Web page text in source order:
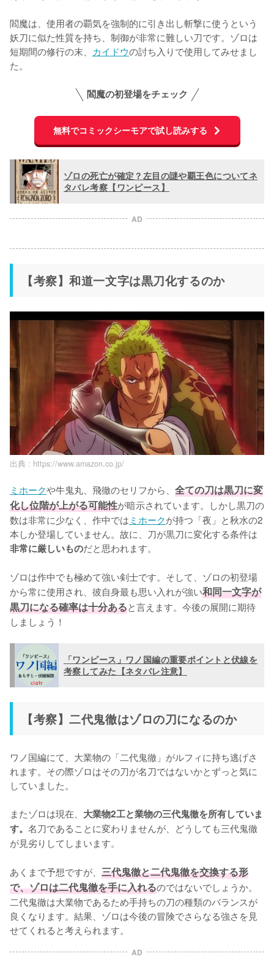
閻魔は、使用者の覇気を強制的に引き出し斬撃に使うという
妖刀に似た性質を持ち、制御が非常に難しい刀です。ゾロは
短期間の修行の末、 カイドウの討ち入りで使用してみせまし
た。
閻魔の初登場をチェック
無料でコミックシーモアで試し読みする
ゾロの死亡が確定？左目の謎や覇王色についてネ
タバレ考察【ワンピース】
AD
【考察】和道一文字は黒刀化するのか
出典 : https://www.amazon.co.jp/
ミホークや牛鬼丸、飛徹のセリフから、 全ての刀は黒刀に変
化し位階が上がる可能性が暗示されています。しかし黒刀の
数は非常に少なく、作中ではミホークが持つ「夜」と秋水の2
本しか登場していません。故に、刀が黒刀に変化する条件は
非常に厳しいものだと思われます。
ゾロは作中でも極めて強い剣士です。そして、ゾロの初登場
から常に使用され、彼自身最も思い入れが強い和同一文字が
黒刀になる確率は十分あると言えます。今後の展開に期待
しましょう！
「ワンピース」ワノ国編の重要ポイントと伏線を
考察してみた【ネタバレ注意】
【考察】二代鬼徹はゾロの刀になるのか
ワノ国編にて、大業物の「二代鬼徹」がルフィに持ち逃げさ
れます。その際ゾロはその刀が名刀ではないかとずっと気に
していました。
またゾロは現在、 大業物2工と業物の三代鬼徹を所有していま
す。 名刀であることに変わりませんが、どうしても三代鬼徹
が見劣りしてしまいます。
あくまで予想ですが、 三代鬼徹と二代鬼徹を交換する形
で、ゾロは二代鬼徹を手に入れるのではないでしょうか。
二代鬼徹は大業物であるため手持ちの刀の種類のバランスが
良くなります。結果、ゾロは今後の冒険でさらなる強さを見
せてくれると考えられます。
AD